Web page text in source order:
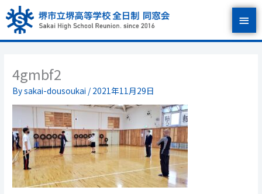
容
を
ス
メ
イ
4gmbf2
Bysakai-dousoukai / 2021年11月29日